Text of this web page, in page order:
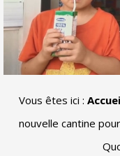
Vous êtes ici :
nouvelle cantine